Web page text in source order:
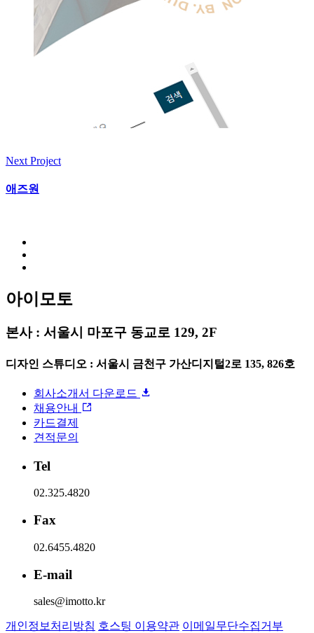
Next Project
애즈원
아이모토
본사 : 서울시 마포구 동교로 129, 2F
디자인 스튜디오 : 서울시 금천구 가산디지털2로 135, 826호
회사소개서 다운로드
채용안내
카드결제
견적문의
Tel
02.325.4820
Fax
02.6455.4820
E-mail
sales@imotto.kr
개인정보처리방침 호스팅 이용약관 이메일무단수집거부